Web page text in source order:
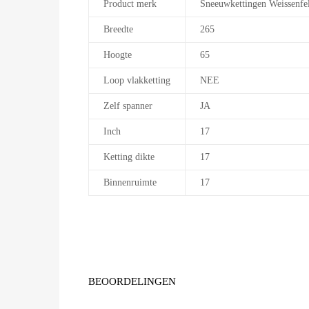
Product merk Sneeuwkettingen
Breedte 265
Hoogte 65
Loop vlakketting NEE
Zelf spanner JA
Inch 17
Ketting dikte 17
Binnenruimte 17
BEOORDELINGEN